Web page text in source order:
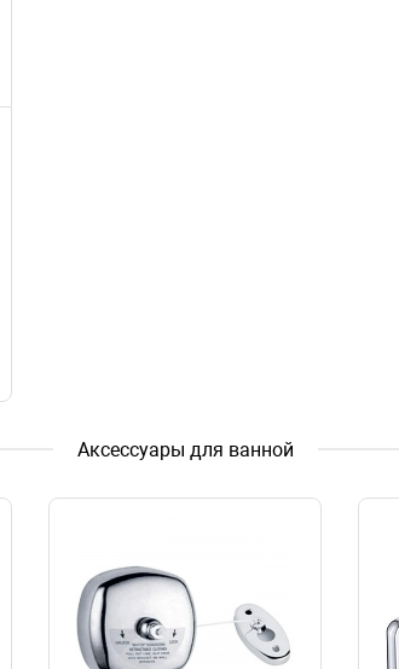
Аксессуары для ванной